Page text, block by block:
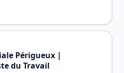
Périgueux |
du Travail